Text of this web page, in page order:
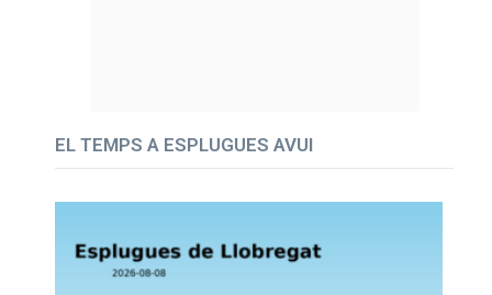
EL TEMPS A ESPLUGUES AVUI